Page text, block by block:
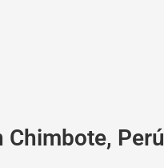
Perú